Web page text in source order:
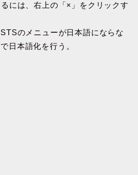
には、右上の「×」をクリックす
のメニューが日本語にならな
日本語化を行う。